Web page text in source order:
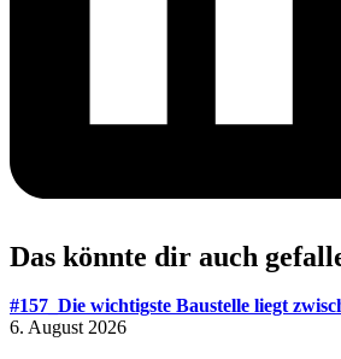
Das könnte dir auch
#157_Die wichtigste Baustelle liegt
6. August 2026